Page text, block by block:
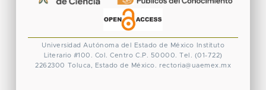
Universidad Autónoma del Estado de México
Instituto
Literario #100. Col. Centro C.P. 50000. Tel. (01-722)
2262300 Toluca, Estado de México. rectoria@uaemex.mx